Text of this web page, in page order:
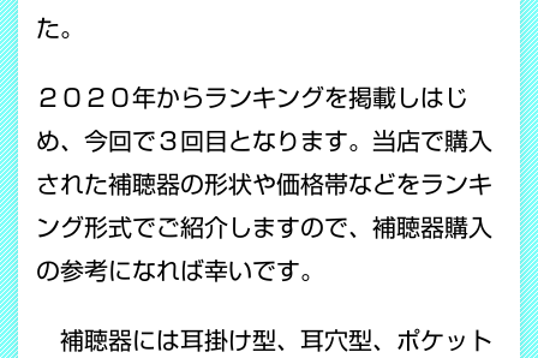
た。
２０２０年からランキングを掲載しはじ
め、今回で３回目となります。当店で購入
された補聴器の形状や価格帯などをランキ
ング形式でご紹介しますので、補聴器購入
の参考になれば幸いです。
補聴器には耳掛け型、耳穴型、ポケット